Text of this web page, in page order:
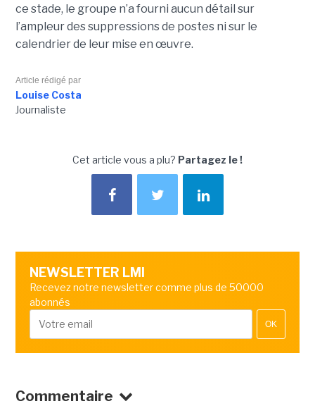
ce stade, le groupe n’a fourni aucun détail sur
l’ampleur des suppressions de postes ni sur le
calendrier de leur mise en œuvre.
Article rédigé par
Louise Costa
Journaliste
Cet article vous a plu? Partagez le !
NEWSLETTER LMI
Recevez notre newsletter comme plus de 50000
abonnés
OK
Commentaire